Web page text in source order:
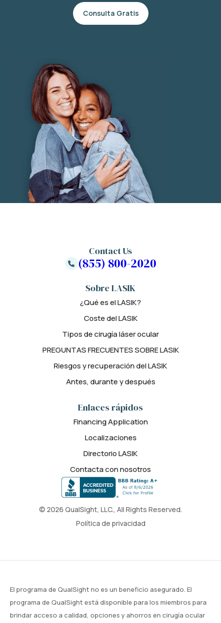
Consulta Gratis
© 2026 QualSight, LLC., All Rights Reserved.
Política de privacidad
Sobre LASIK
¿Qué es el LASIK?
Coste del LASIK
Tipos de cirugía láser ocular
PREGUNTAS FRECUENTES SOBRE LASIK
Riesgos y recuperación del LASIK
Antes, durante y después
Enlaces rápidos
Financing Application
Localizaciones
Directorio LASIK
Contacta con nosotros
Contact Us
(855) 800-2020
El programa de QualSight no es un beneficio asegurado. El
programa de QualSight está disponible para los miembros para
brindar acceso a calidad, opciones y ahorros en cirugía ocular